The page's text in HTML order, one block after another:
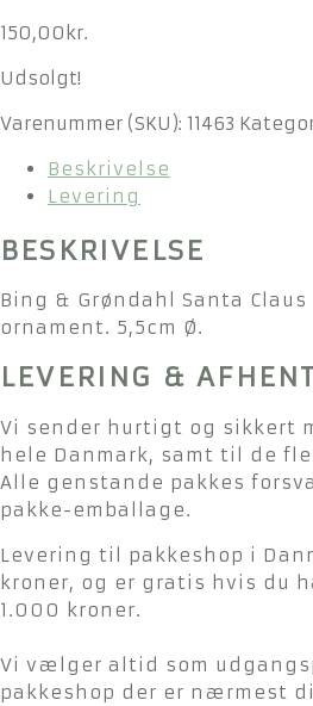
150,00 kr.
Udsolgt!
Varenummer (SKU): 11463
Beskrivelse
Levering
BESKRIVELSE
Bing & Grøndahl Santa Claus
ornament. 5,5cm Ø.
LEVERING &
Vi sender hurtigt og sikkert
hele Danmark, samt til de
Alle genstande pakkes
pakke-emballage.
Levering til pakkeshop i
kroner, og er gratis hvis du
1.000 kroner.
Vi vælger altid som
pakkeshop der er nærmest